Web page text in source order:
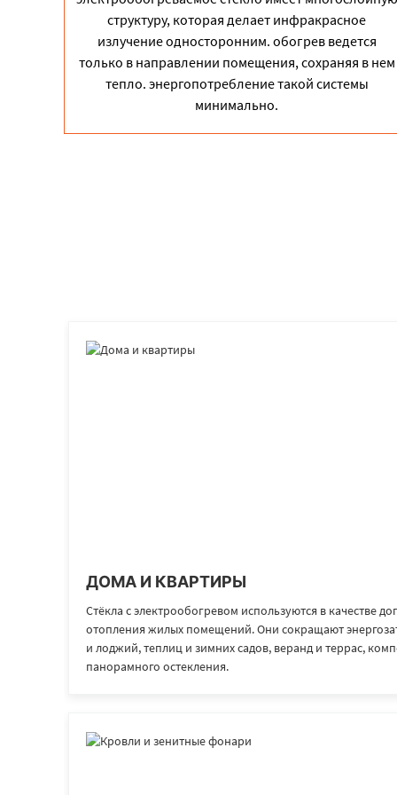
структуру, которая делает инфракрасное
излучение односторонним. обогрев ведется
только в направлении помещения, сохраняя в нем
тепло. энергопотребление такой системы
минимально.
ДОМА И КВАРТИРЫ
Стёкла с электрообогревом используются в качестве
отопления жилых помещений. Они сокращают
и лоджий, теплиц и зимних садов, веранд и террас,
панорамного остекления.